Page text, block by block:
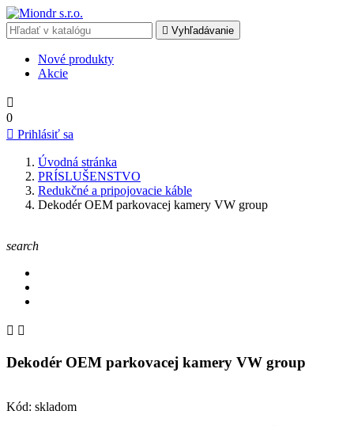
 Vyhľadávanie
Nové produkty
Akcie

0
 Prihlásiť sa
Úvodná stránka
PRÍSLUŠENSTVO
Redukčné a pripojovacie káble
Dekodér OEM parkovacej kamery VW group
search
 
Dekodér OEM parkovacej kamery VW group
Kód: skladom